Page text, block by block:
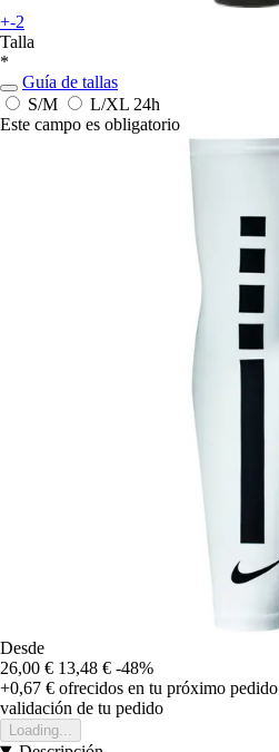
+-2
Talla
*
Guía de tallas
S/M
L/XL 24h
Este campo es obligatorio
Desde
26,00 € 13,48 € -48%
+0,67 € ofrecidos en tu próximo pedido
validación de tu pedido
Loading...